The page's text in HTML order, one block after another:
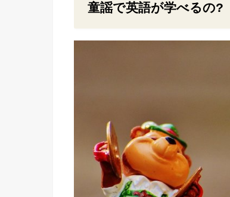
童謡で英語が学べるの?